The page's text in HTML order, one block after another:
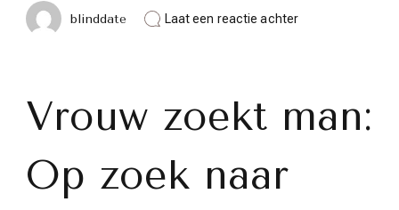
blinddate Laat een reactie achterop
zoekt
man
Vrouw zoekt man:
Op zoek naar